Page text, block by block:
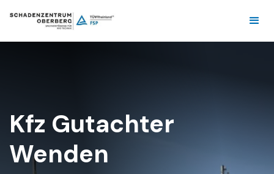
Kfz Gutachter
Wenden